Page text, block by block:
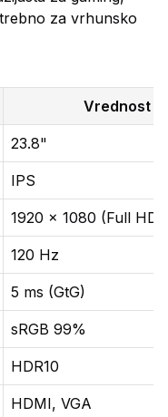
za vrhunsko
Vrednost
23.8"
IPS
1920 × 1080 (Full HD)
120 Hz
5 ms (GtG)
sRGB 99%
HDR10
HDMI, VGA